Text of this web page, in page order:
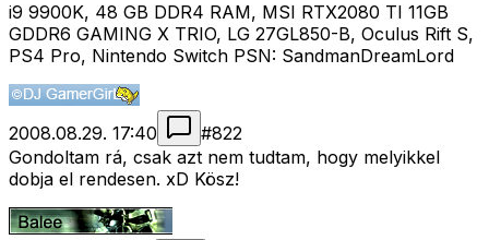
i9 9900K, 48 GB DDR4 RAM, MSI RTX2080 TI 11GB
GDDR6 GAMING X TRIO, LG 27GL850-B, Oculus Rift S,
PS4 Pro, Nintendo Switch PSN: SandmanDreamLord
2008.08.29. 17:40 #822
Gondoltam rá, csak azt nem tudtam, hogy melyikkel
dobja el rendesen. xD Kösz!